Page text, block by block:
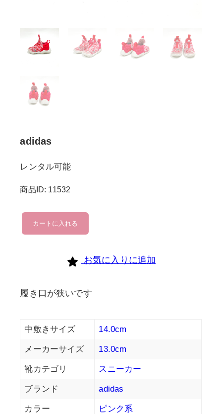
adidas
レンタル可能
商品ID: 11532
adidas
個
カートに入れる
お気に入りに追加
履き口が狭いです
中敷きサイズ 14.0cm
メーカーサイズ 13.0cm
靴カテゴリ スニーカー
ブランド adidas
カラー ピンク系